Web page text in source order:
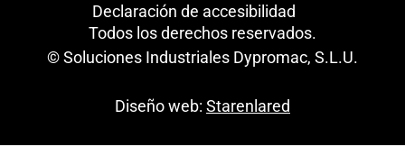
Declaración de accesibilidad
Todos los derechos reservados.
© Soluciones Industriales Dypromac, S.L.U.
Diseño web: Starenlared